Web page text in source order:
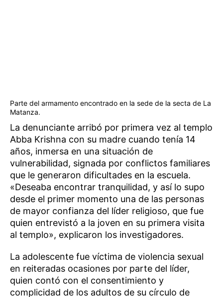
Parte del armamento encontrado en la sede de la secta de La
Matanza.
La denunciante arribó por primera vez al templo
Abba Krishna con su madre cuando tenía 14
años, inmersa en una situación de
vulnerabilidad, signada por conflictos familiares
que le generaron dificultades en la escuela.
«Deseaba encontrar tranquilidad, y así lo supo
desde el primer momento una de las personas
de mayor confianza del líder religioso, que fue
quien entrevistó a la joven en su primera visita
al templo», explicaron los investigadores.
La adolescente fue víctima de violencia sexual
en reiteradas ocasiones por parte del líder,
quien contó con el consentimiento y
complicidad de los adultos de su círculo de